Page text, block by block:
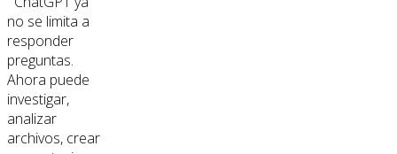
no se limita a
responder
preguntas.
Ahora puede
investigar,
analizar
archivos, crear